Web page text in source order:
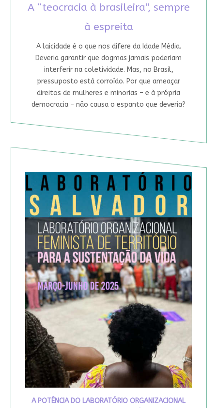
A “teocracia à brasileira”, sempre
à espreita
A laicidade é o que nos difere da Idade Média.
Deveria garantir que dogmas jamais poderiam
interferir na coletividade. Mas, no Brasil,
pressuposto está corroído. Por que ameaçar
direitos de mulheres e minorias – e à própria
democracia – não causa o espanto que deveria?
A POTÊNCIA DO LABORATÓRIO ORGANIZACIONAL